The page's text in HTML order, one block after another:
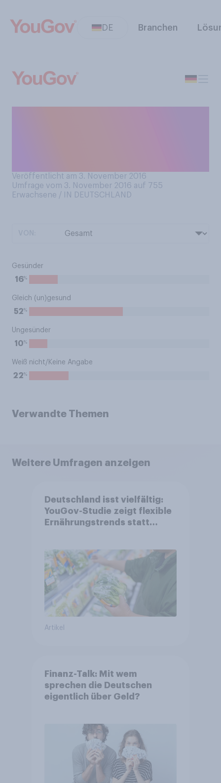
DE Branchen
Veröffentlicht am 3. November 2016
Umfrage vom 3. November 2016 auf 755
Erwachsene / IN DEUTSCHLAND
Gesünder
16%
Gleich (un)gesund
52%
Ungesünder
10%
Weiß nicht/Keine Angabe
22%
Verwandte Themen
Weitere Umfragen anzeigen
Deutschland isst vielfältig:
YouGov-Studie zeigt flexible
Ernährungstrends statt
Artikel
Finanz-Talk: Mit wem
sprechen die Deutschen
eigentlich über Geld?